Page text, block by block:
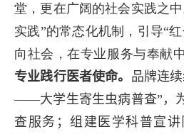
堂，更在广阔的社会实践之
实践”的常态化机制，引导“
向社会，在专业服务与奉献
专业践行医者使命。 品牌连
——大学生寄生虫病普查”，
查服务；组建医学科普宣